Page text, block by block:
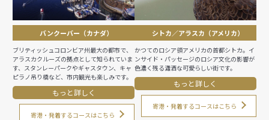
バンクーバー（カナダ）
ブリティッシュコロンビア州最大の都市で、
アラスカクルーズの拠点として知られていま
す、スタンレーパークやギャスタウン、キャ
ピラノ吊り橋など、市内観光も楽しみです。
もっと詳しく
寄港・発着するコースはこちら
シトカ／アラスカ（アメリカ）
かつてのロシア領アメリカの首都シトカ。イ
ンサイド・パッセージのロシア文化の影響が
色濃く残る瀟洒な可愛らしい街です。
もっと詳しく
寄港・発着するコースはこちら